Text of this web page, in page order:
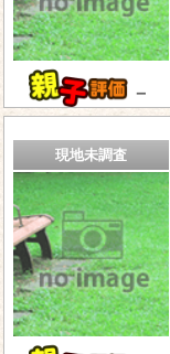
－
現地未調査